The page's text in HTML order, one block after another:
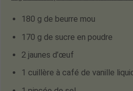
180 g de beurre mou
170 g de sucre en poudre
2 jaunes d’œuf
1 cuillère à café de vanille